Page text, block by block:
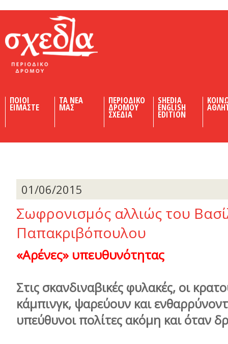
ΠΟΙΟΙ
ΕΙΜΑΣΤΕ
ΤΑ ΝΕΑ
ΜΑΣ
ΠΕΡΙΟΔΙΚΟ
ΔΡΟΜΟΥ
ΣΧΕΔΙΑ
SHEDIA
ENGLISH
EDITION
01/06/2015
Σωφρονισμός αλλιώς του
Παπακριβόπουλου
«Αρένες» υπευθυνότητας
Στις σκανδιναβικές φυλακές, οι
κάµπινγκ, ψαρεύουν και
υπεύθυνοι πολίτες ακόµη και όταν